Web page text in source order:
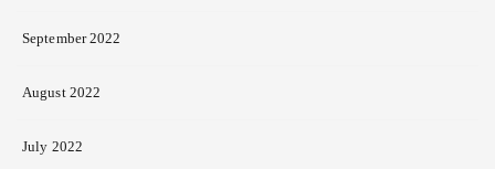
September 2022
August 2022
July 2022